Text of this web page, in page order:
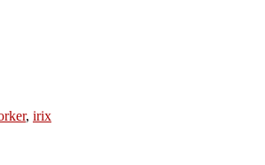
, irix